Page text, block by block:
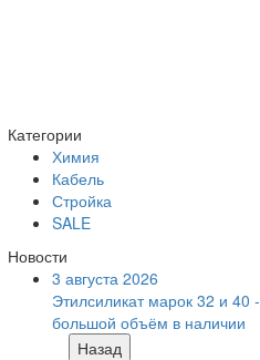
Категории
Химия
Кабель
Стройка
SALE
Новости
3 августа 2026
Этилсиликат марок 32 и 40 -
большой объём в наличии
Назад